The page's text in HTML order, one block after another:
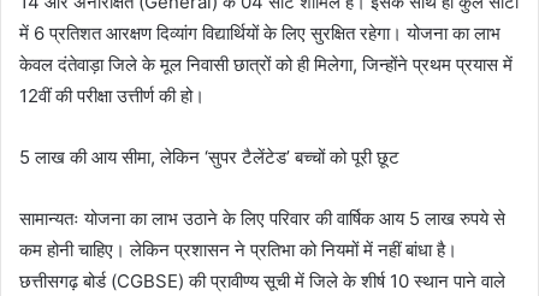
में 6 प्रतिशत आरक्षण दिव्यांग विद्यार्थियों के लिए सुरक्षित रहेगा। योजना का लाभ
केवल दंतेवाड़ा जिले के मूल निवासी छात्रों को ही मिलेगा, जिन्होंने प्रथम प्रयास में
12वीं की परीक्षा उत्तीर्ण की हो।
​5 लाख की आय सीमा, लेकिन ‘सुपर टैलेंटेड’ बच्चों को पूरी छूट
​सामान्यतः योजना का लाभ उठाने के लिए परिवार की वार्षिक आय 5 लाख रुपये से
कम होनी चाहिए। लेकिन प्रशासन ने प्रतिभा को नियमों में नहीं बांधा है।
छत्तीसगढ़ बोर्ड (CGBSE) की प्रावीण्य सूची में जिले के शीर्ष 10 स्थान पाने वाले